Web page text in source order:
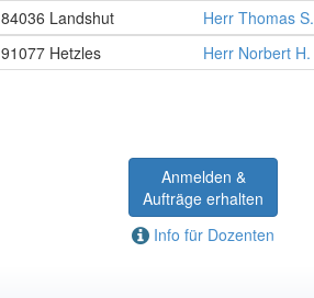
84036 Landshut
Herr Thomas S.
91077 Hetzles Herr Norbert H.
Anmelden &
Aufträge erhalten
Info für Dozenten